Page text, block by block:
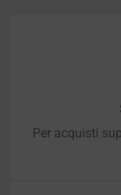
Per acquisti